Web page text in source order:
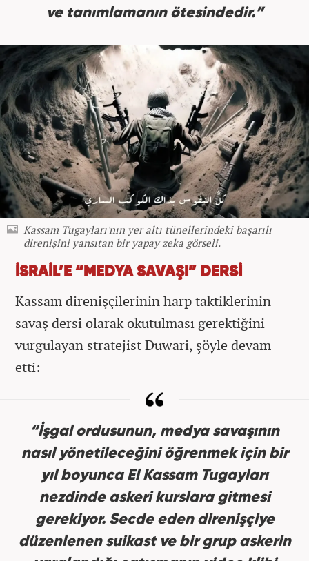
ve tanımlamanın ötesindedir.”
Kassam Tugayları'nın yer altı tünellerindeki başarılı
direnişini yansıtan bir yapay zeka görseli.
İSRAİL’E “MEDYA SAVAŞI” DERSİ
Kassam direnişçilerinin harp taktiklerinin
savaş dersi olarak okutulması gerektiğini
vurgulayan stratejist Duwari, şöyle devam
etti:
“İşgal ordusunun, medya savaşının
nasıl yönetileceğini öğrenmek için bir
yıl boyunca El Kassam Tugayları
nezdinde askeri kurslara gitmesi
gerekiyor. Secde eden direnişçiye
düzenlenen suikast ve bir grup askerin